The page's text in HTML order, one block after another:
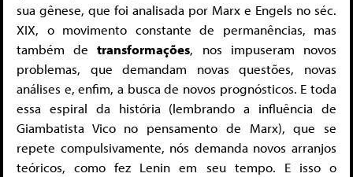
sua gênese, que foi analisada por Marx e Engels no séc.
XIX, o movimento constante de permanências, mas
também detransformações, nos impuseram novos
problemas, que demandam novas questões, novas
análises e, enfim, a busca de novos prognósticos. E toda
essa espiral da história (lembrando a influência de
Giambatista Vico no pensamento de Marx), que se
repete compulsivamente, nós demanda novos arranjos
teóricos, como fez Lenin em seu tempo. E isso o